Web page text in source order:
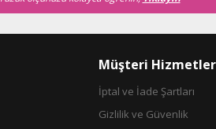
Müşteri
İptal ve İade Şartları
Gizlilik ve Güvenlik